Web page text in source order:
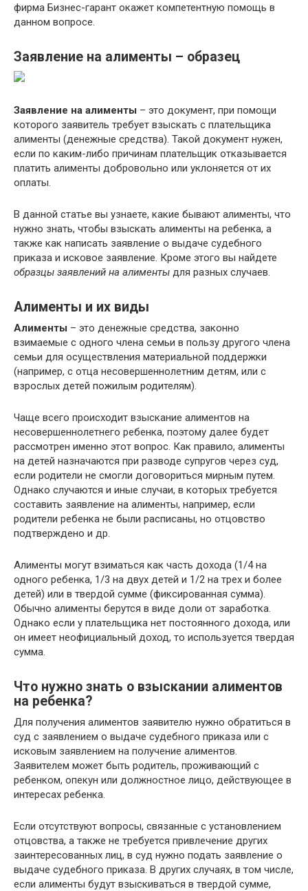
фирма Бизнес-гарант окажет компетентную помощь в
данном вопросе.
Заявление на алименты – образец
Заявление на алименты – это документ, при помощи
которого заявитель требует взыскать с плательщика
алименты (денежные средства). Такой документ нужен,
если по каким-либо причинам плательщик отказывается
платить алименты добровольно или уклоняется от их
оплаты.
В данной статье вы узнаете, какие бывают алименты, что
нужно знать, чтобы взыскать алименты на ребенка, а
также как написать заявление о выдаче судебного
приказа и исковое заявление. Кроме этого вы найдете
образцы заявлений на алименты для разных случаев.
Алименты и их виды
Алименты – это денежные средства, законно
взимаемые с одного члена семьи в пользу другого члена
семьи для осуществления материальной поддержки
(например, с отца несовершеннолетним детям, или с
взрослых детей пожилым родителям).
Чаще всего происходит взыскание алиментов на
несовершеннолетнего ребенка, поэтому далее будет
рассмотрен именно этот вопрос. Как правило, алименты
на детей назначаются при разводе супругов через суд,
если родители не смогли договориться мирным путем.
Однако случаются и иные случаи, в которых требуется
составить заявление на алименты, например, если
родители ребенка не были расписаны, но отцовство
подтверждено и др.
Алименты могут взиматься как часть дохода (1/4 на
одного ребенка, 1/3 на двух детей и 1/2 на трех и более
детей) или в твердой сумме (фиксированная сумма).
Обычно алименты берутся в виде доли от заработка.
Однако если у плательщика нет постоянного дохода, или
он имеет неофициальный доход, то используется твердая
сумма.
Что нужно знать о взыскании алиментов
на ребенка?
Для получения алиментов заявителю нужно обратиться в
суд с заявлением о выдаче судебного приказа или с
исковым заявлением на получение алиментов.
Заявителем может быть родитель, проживающий с
ребенком, опекун или должностное лицо, действующее в
интересах ребенка.
Если отсутствуют вопросы, связанные с установлением
отцовства, а также не требуется привлечение других
заинтересованных лиц, в суд нужно подать заявление о
выдаче судебного приказа. В других случаях, в том числе,
если алименты будут взыскиваться в твердой сумме,